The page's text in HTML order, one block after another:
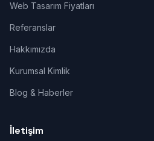
Web Tasarım Fiyatları
Referanslar
Hakkımızda
Kurumsal Kimlik
Blog & Haberler
İletişim